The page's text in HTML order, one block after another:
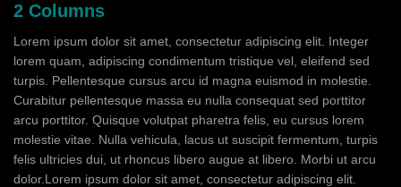
2 Columns
Lorem ipsum dolor sit amet, consectetur adipiscing elit. Integer
lorem quam, adipiscing condimentum tristique vel, eleifend sed
turpis. Pellentesque cursus arcu id magna euismod in molestie.
Curabitur pellentesque massa eu nulla consequat sed porttitor
arcu porttitor. Quisque volutpat pharetra felis, eu cursus lorem
molestie vitae. Nulla vehicula, lacus ut suscipit fermentum, turpis
felis ultricies dui, ut rhoncus libero augue at libero. Morbi ut arcu
dolor.Lorem ipsum dolor sit amet, consectetur adipiscing elit.